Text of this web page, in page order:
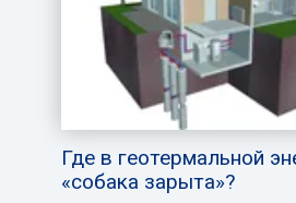
Где в геотермальной
«собака зарыта»?